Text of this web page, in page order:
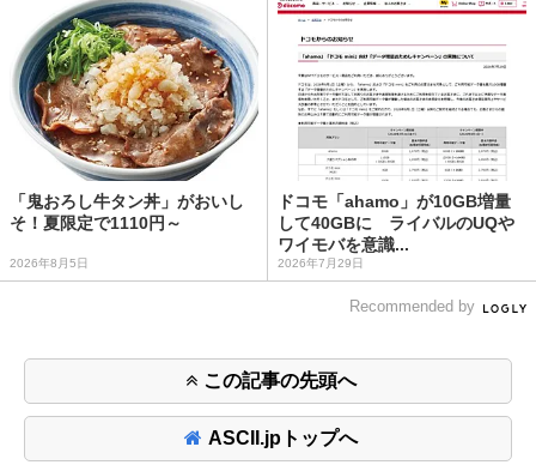
「鬼おろし牛タン丼」がおいし
そ！夏限定で1110円～
2026年8月5日
ドコモ「ahamo」が10GB増量
して40GBに ライバルのUQや
ワイモバを意識...
2026年7月29日
Recommended by
この記事の先頭へ
ASCII.jpトップへ